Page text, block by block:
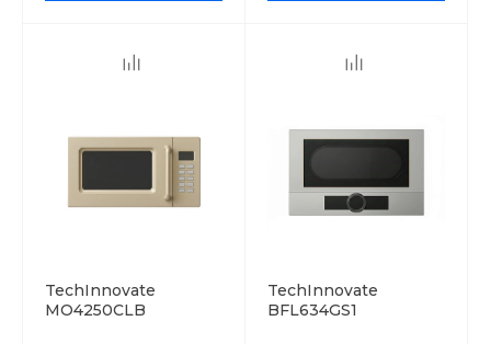
TechInnovate
MO4250CLB
TechInnovate
BFL634GS1